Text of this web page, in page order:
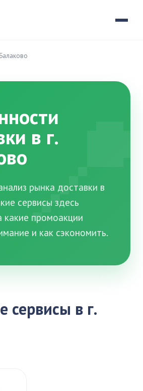
Балаково
в г.
рынка доставки в
сервисы здесь
какие промоакции
и как сэкономить.
сервисы в г.